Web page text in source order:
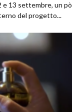
e 13 settembre, un pò
del progetto...